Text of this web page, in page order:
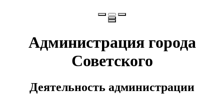
Администрация города
Советского
Деятельность администрации